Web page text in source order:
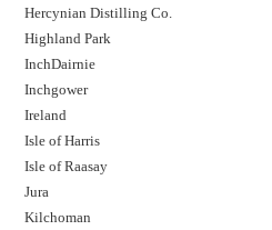
Hercynian Distilling Co.
Highland Park
InchDairnie
Inchgower
Ireland
Isle of Harris
Isle of Raasay
Jura
Kilchoman